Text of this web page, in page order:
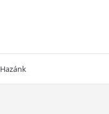
Hazánk